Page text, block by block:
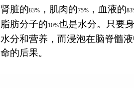
肾脏的83% ，肌肉的75% ，血液的
脂肪分子的10%也是水分。只要
水分和营养，而浸泡在脑脊髓
命的后果。